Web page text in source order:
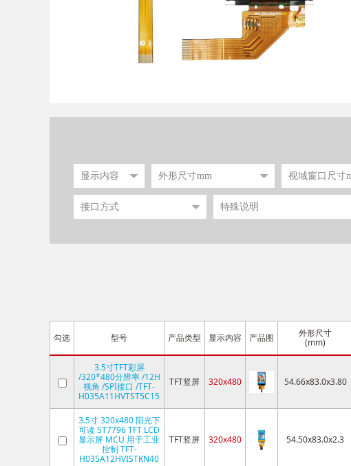
勾选 型号 产品类型 显示内容 产品图
外形尺寸
(mm)
3.5寸TFT彩屏
/320*480分辨率 /12H
视角 /SPI接口 /TFT-
H035A11HVTST5C15
TFT竖屏 320x480 54.66x83.0x3.80
3.5寸 320x480 阳光下
可读 ST7796 TFT LCD
显示屏 MCU 用于工业
控制 TFT-
H035A12HVISTKN40
TFT竖屏 320x480 54.50x83.0x2.3